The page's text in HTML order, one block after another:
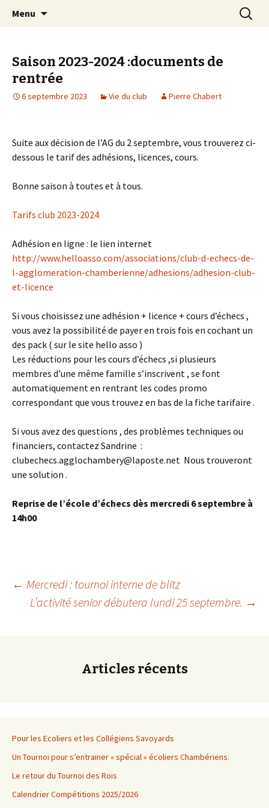
Club d échecs de l
agglomération
Les échecs pour tous
Menu
Saison 2023-2024 :documents de
rentrée
6 septembre 2023 Vie du club Pierre Chabert
Suite aux décision de l’AG du 2 septembre, vous trouverez ci-
dessous le tarif des adhésions, licences, cours.
Bonne saison à toutes et à tous.
Tarifs club 2023-2024
Adhésion en ligne : le lien internet
http://www.helloasso.com/associations/club-d-echecs-de-
l-agglomeration-chamberienne/adhesions/adhesion-club-
et-licence
Si vous choisissez une adhésion + licence + cours d’échecs ,
vous avez la possibilité de payer en trois fois en cochant un
des pack ( sur le site hello asso )
Les réductions pour les cours d’échecs ,si plusieurs
membres d’une même famille s’inscrivent , se font
automatiquement en rentrant les codes promo
correspondant que vous trouvez en bas de la fiche tarifaire .
Si vous avez des questions , des problèmes techniques ou
financiers, contactez Sandrine :
clubechecs.agglochambery@laposte.net Nous trouveront
une solution .
Reprise de l’école d’échecs dès mercredi 6 septembre à
14h00
Navigation
articles
← Mercredi : tournoi interne de blitz
L’activité senior débutera lundi 25 septembre. →
Articles récents
Pour les Ecoliers et les Collégiens Savoyards
Un Tournoi pour s’entrainer « spécial » écoliers Chambériens.
Le retour du Tournoi des Rois
Calendrier Compétitions 2025/2026